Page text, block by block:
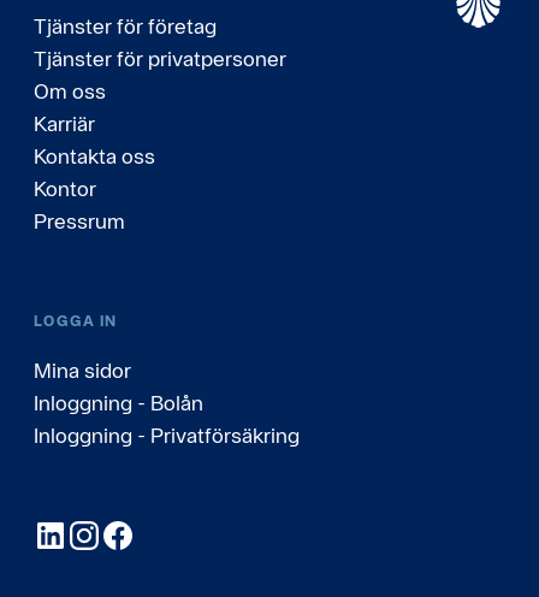
Tjänster för företag
Tjänster för privatpersoner
Om oss
Karriär
Kontakta oss
Kontor
Pressrum
LOGGA IN
Mina sidor
Inloggning - Bolån
Inloggning - Privatförsäkring
LinkedInInstagram